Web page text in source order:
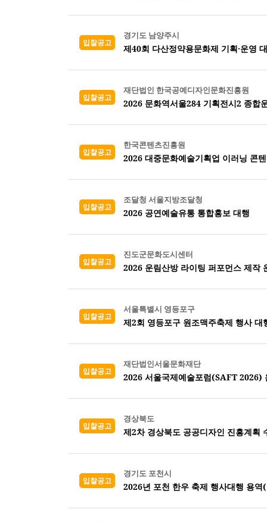
입찰공고
경기도 남양주시
제40회 다산정약용문화제 기획·운영
입찰공고
재단법인 한국공예디자인문화진흥원
2026 문화역서울284 기획전시2 종합
입찰공고
한국콘텐츠진흥원
2026 대중문화예술기획업 이러닝 콘
입찰공고
조달청 서울지방조달청
2026 공연예술유통 통합홍보 대행
입찰공고
진도군문화도시센터
2026 운림산방 라이팅 퍼포먼스 제작
입찰공고
서울특별시 영등포구
제2회 영등포구 원조맥주축제 행사 대
입찰공고
재단법인서울문화재단
2026 서울국제예술포럼(SAFT 2026)
입찰공고
경상북도
제2차 경상북도 공공디자인 진흥계획
입찰공고
경기도 포천시
2026년 포천 한우 축제 행사대행 용역